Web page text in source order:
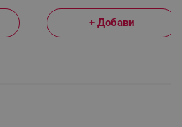
+ Добави